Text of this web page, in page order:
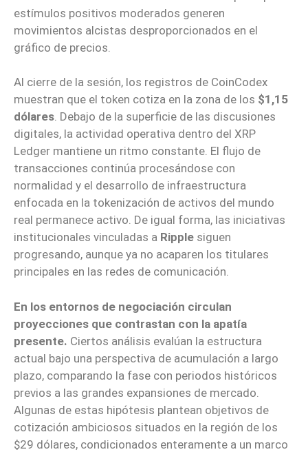
estímulos positivos moderados generen
movimientos alcistas desproporcionados en el
gráfico de precios.
Al cierre de la sesión, los registros de CoinCodex
muestran que el token cotiza en la zona de los $1,15
dólares. Debajo de la superficie de las discusiones
digitales, la actividad operativa dentro del XRP
Ledger mantiene un ritmo constante. El flujo de
transacciones continúa procesándose con
normalidad y el desarrollo de infraestructura
enfocada en la tokenización de activos del mundo
real permanece activo. De igual forma, las iniciativas
institucionales vinculadas a Ripple siguen
progresando, aunque ya no acaparen los titulares
principales en las redes de comunicación.
En los entornos de negociación circulan
proyecciones que contrastan con la apatía
presente. Ciertos análisis evalúan la estructura
actual bajo una perspectiva de acumulación a largo
plazo, comparando la fase con periodos históricos
previos a las grandes expansiones de mercado.
Algunas de estas hipótesis plantean objetivos de
cotización ambiciosos situados en la región de los
$29 dólares, condicionados enteramente a un marco